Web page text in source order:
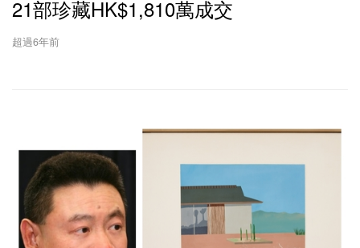
21部珍藏HK$1,810萬成交
超過6年前